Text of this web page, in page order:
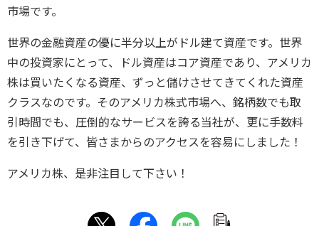
市場です。
世界の金融資産の優に半分以上がドル建て資産です。世界
中の投資家にとって、ドル資産はコア資産であり、アメリカ
株は買いたくなる資産、ずっと儲けさせてきてくれた資産
クラスなのです。そのアメリカ株式市場へ、銘柄数でも取
引時間でも、圧倒的なサービスを誇る当社が、更に手数料
を引き下げて、皆さまからのアクセスを容易にしました！
アメリカ株、是非注目して下さい！